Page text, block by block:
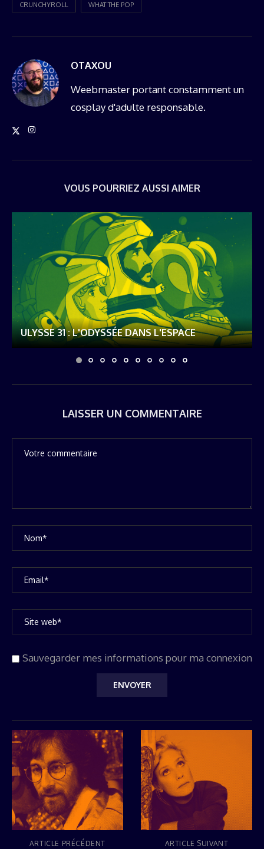
CRUNCHYROLL WHAT THE POP
OTAXOU
Weebmaster portant constamment un
cosplay d'adulte responsable.
VOUS POURRIEZ AUSSI AIMER
ULYSSE 31 : L'ODYSSÉE DANS L'ESPACE
LAISSER UN COMMENTAIRE
Sauvegarder mes informations pour ma connexion
ARTICLE PRÉCÉDENT ARTICLE SUIVANT